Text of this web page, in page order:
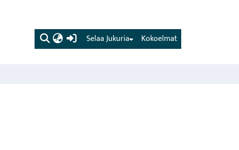
(current) Kokoelmat
Selaa Jukuria